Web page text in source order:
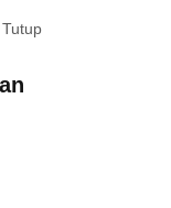
Tutup